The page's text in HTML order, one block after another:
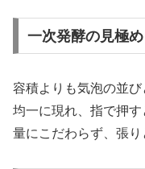
一次発酵の見極め
容積よりも気泡の並
均一に現れ、指で押
量にこだわらず、張り